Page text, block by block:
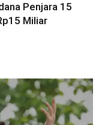
Penjara 15
Miliar